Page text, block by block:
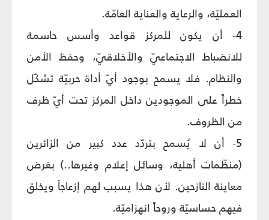
العمليّة، والرعاية والعناية العامّة.
4- أن يكون للمركز قواعد وأسس حاسمة
للانضباط الاجتماعيّ والأخلاقيّ، وحفظ الأمن
والنظام. فلا يسمح بوجود أيّ أداة حربيّة تشكّل
خطراً على الموجودين داخل المركز تحت أيّ ظرف
من الظروف.
5- أن لا يُسمح بتردّد عدد كبير من الزائرين
(منظّمات أهلية، وسائل إعلام وغيرها..) بغرض
معاينة النازحين. لأن هذا يسبب لهم إزعاجاً ويخلق
فيهم حساسيّة وروحاً انهزاميّة.